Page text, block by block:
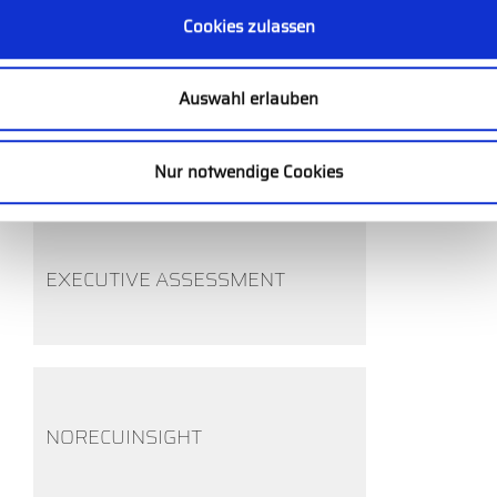
Cookies zulassen
Auswahl erlauben
Nur notwendige Cookies
ORGANIZATIONAL PERFORMANCE
EXECUTIVE ASSESSMENT
NORECUINSIGHT